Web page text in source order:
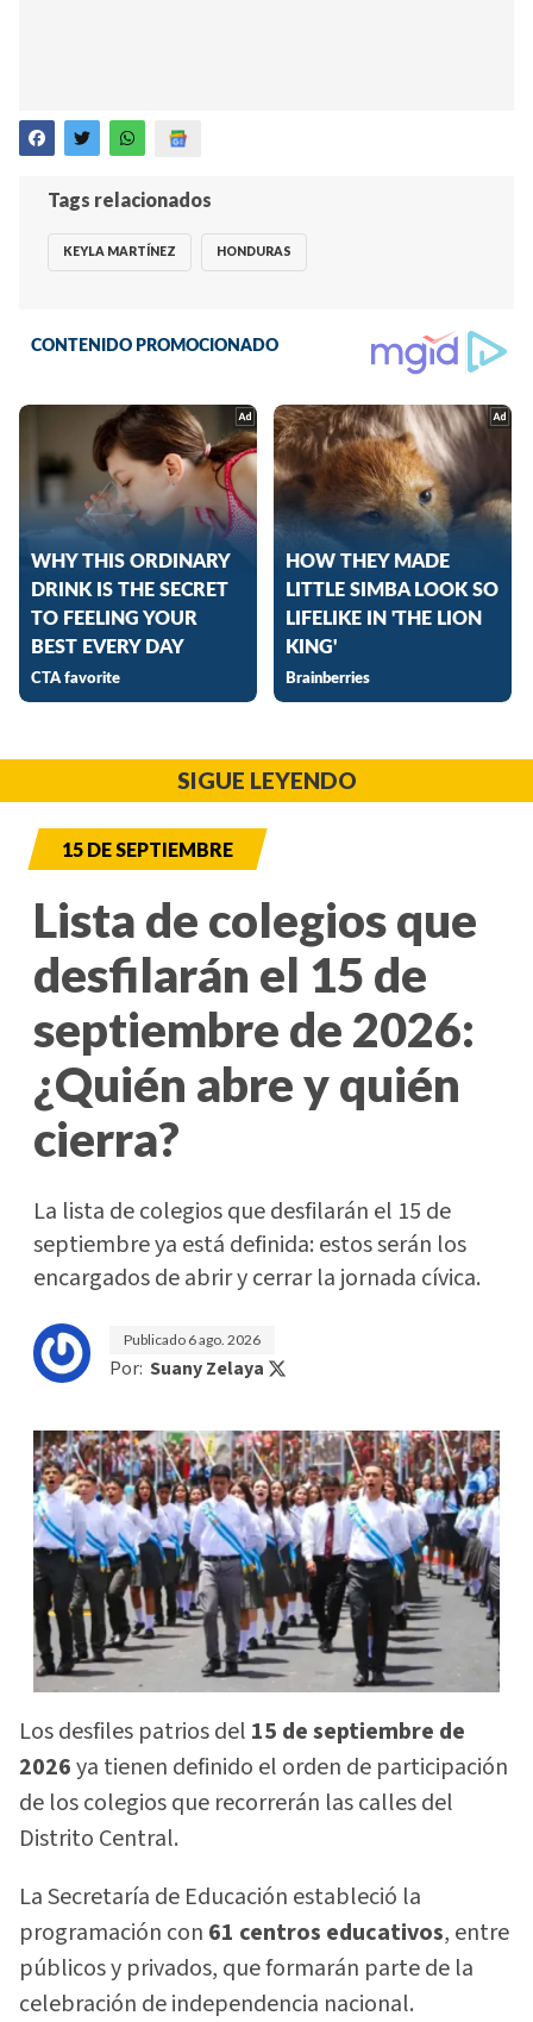
Tags relacionados
KEYLA MARTÍNEZ HONDURAS
SIGUE LEYENDO
15 DE SEPTIEMBRE
Lista de colegios que
desfilarán el 15 de
septiembre de 2026:
¿Quién abre y quién
cierra?
La lista de colegios que desfilarán el 15 de
septiembre ya está definida: estos serán los
encargados de abrir y cerrar la jornada cívica.
Publicado 6 ago. 2026
Por: Suany Zelaya
Los desfiles patrios del 15 de septiembre de
2026ya tienen definido el orden de participación
de los colegios que recorrerán las calles del
Distrito Central.
La Secretaría de Educación estableció la
programación con 61 centros educativos, entre
públicos y privados, que formarán parte de la
celebración de independencia nacional.